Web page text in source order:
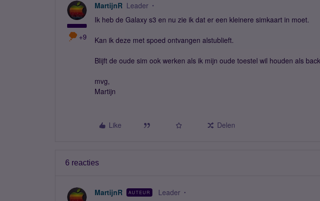
+9
MartijnR Leader
Ik heb de Galaxy s3 en nu zie ik dat er een kleinere simkaart in moet.
Kan ik deze met spoed ontvangen alstublieft.
Blijft de oude sim ook werken als ik mijn oude toestel wil houden als
mvg,
Martijn
Like Delen
6 reacties
MartijnR AUTEUR Leader